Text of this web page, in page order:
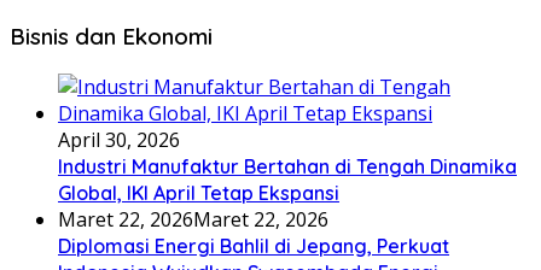
Bisnis dan Ekonomi
April 30, 2026
Industri Manufaktur Bertahan di Tengah Dinamika
Global, IKI April Tetap Ekspansi
Maret 22, 2026Maret 22, 2026
Diplomasi Energi Bahlil di Jepang, Perkuat